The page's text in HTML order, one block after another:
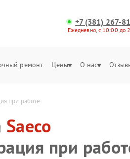
+7 (381) 267-
Ежедневно, с 10:00 до
ремонт Цены О нас
при работе
Saeco
при